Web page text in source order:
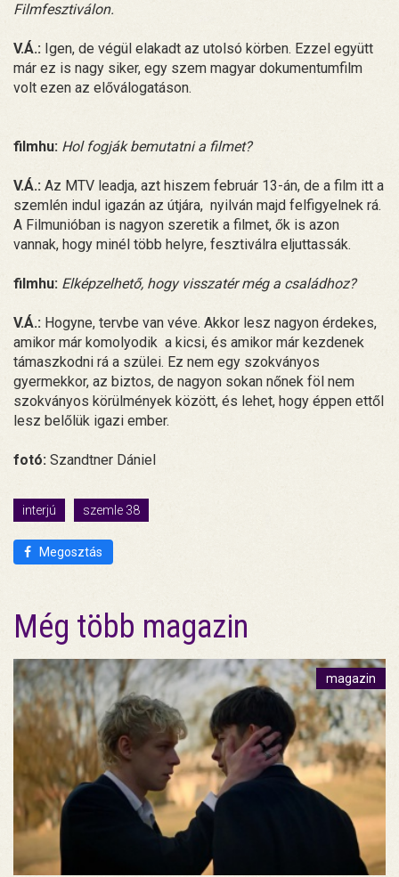
Filmfesztiválon.
V.Á.: Igen, de végül elakadt az utolsó körben. Ezzel együtt
már ez is nagy siker, egy szem magyar dokumentumfilm
volt ezen az előválogatáson.
filmhu: Hol fogják bemutatni a filmet?
V.Á.: Az MTV leadja, azt hiszem február 13-án, de a film itt a
szemlén indul igazán az útjára, nyilván majd felfigyelnek rá.
A Filmunióban is nagyon szeretik a filmet, ők is azon
vannak, hogy minél több helyre, fesztiválra eljuttassák.
filmhu: Elképzelhető, hogy visszatér még a családhoz?
V.Á.: Hogyne, tervbe van véve. Akkor lesz nagyon érdekes,
amikor már komolyodik a kicsi, és amikor már kezdenek
támaszkodni rá a szülei. Ez nem egy szokványos
gyermekkor, az biztos, de nagyon sokan nőnek föl nem
szokványos körülmények között, és lehet, hogy éppen ettől
lesz belőlük igazi ember.
fotó: Szandtner Dániel
interjú szemle 38
Megosztás
Még több magazin
magazin